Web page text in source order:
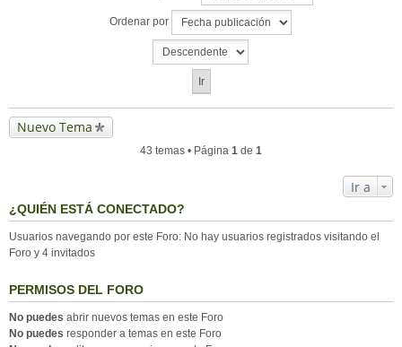
Ordenar por
Nuevo Tema
43 temas • Página 1 de 1
Ir a
¿QUIÉN ESTÁ CONECTADO?
Usuarios navegando por este Foro: No hay usuarios registrados visitando el
Foro y 4 invitados
PERMISOS DEL FORO
No puedes abrir nuevos temas en este Foro
No puedes responder a temas en este Foro